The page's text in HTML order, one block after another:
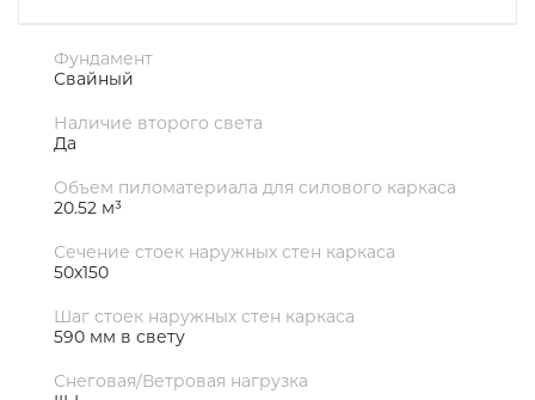
Фундамент
Свайный
Наличие второго света
Да
Объем пиломатериала для силового каркаса
20.52 м³
Сечение стоек наружных стен каркаса
50х150
Шаг стоек наружных стен каркаса
590 мм в свету
Снеговая/Ветровая нагрузка